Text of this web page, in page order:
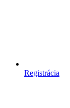
Registrácia